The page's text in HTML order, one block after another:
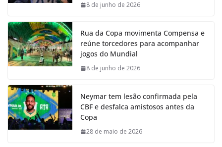
8 de junho de 2026
Rua da Copa movimenta Compensa e
reúne torcedores para acompanhar
jogos do Mundial
8 de junho de 2026
Neymar tem lesão confirmada pela
CBF e desfalca amistosos antes da
Copa
28 de maio de 2026